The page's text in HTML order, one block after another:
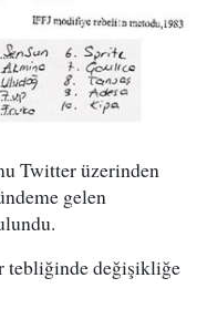
Twitter üzerinden
gelen
tebliğinde değişikliğe